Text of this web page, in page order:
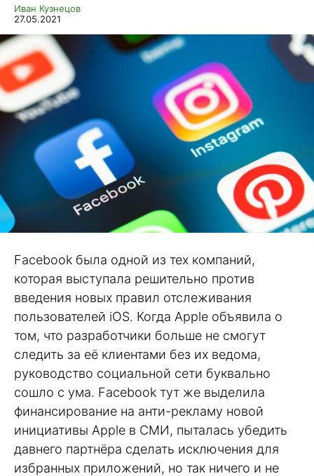
Иван Кузнецов
27.05.2021
Facebook была одной из тех компаний,
которая выступала решительно против
введения новых правил отслеживания
пользователей iOS. Когда Apple объявила о
том, что разработчики больше не смогут
следить за её клиентами без их ведома,
руководство социальной сети буквально
сошло с ума. Facebook тут же выделила
финансирование на анти-рекламу новой
инициативы Apple в СМИ, пыталась убедить
давнего партнёра сделать исключения для
избранных приложений, но так ничего и не